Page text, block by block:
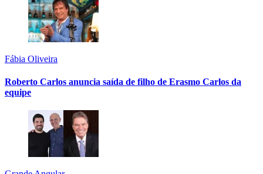
Fábia Oliveira
Roberto Carlos anuncia saída de filho de Erasmo Carlos da
equipe